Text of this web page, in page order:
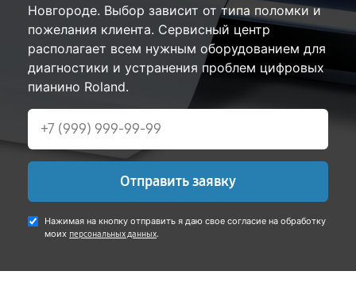
Новгороде. Выбор зависит от типа поломки и
пожелания клиента. Сервисный центр
располагает всем нужным оборудованием для
диагностики и устранения проблем цифровых
пианино Roland.
Отправить заявку
Нажимая на кнопку отправить я даю свое согласие на обработку
моих персональных данных.